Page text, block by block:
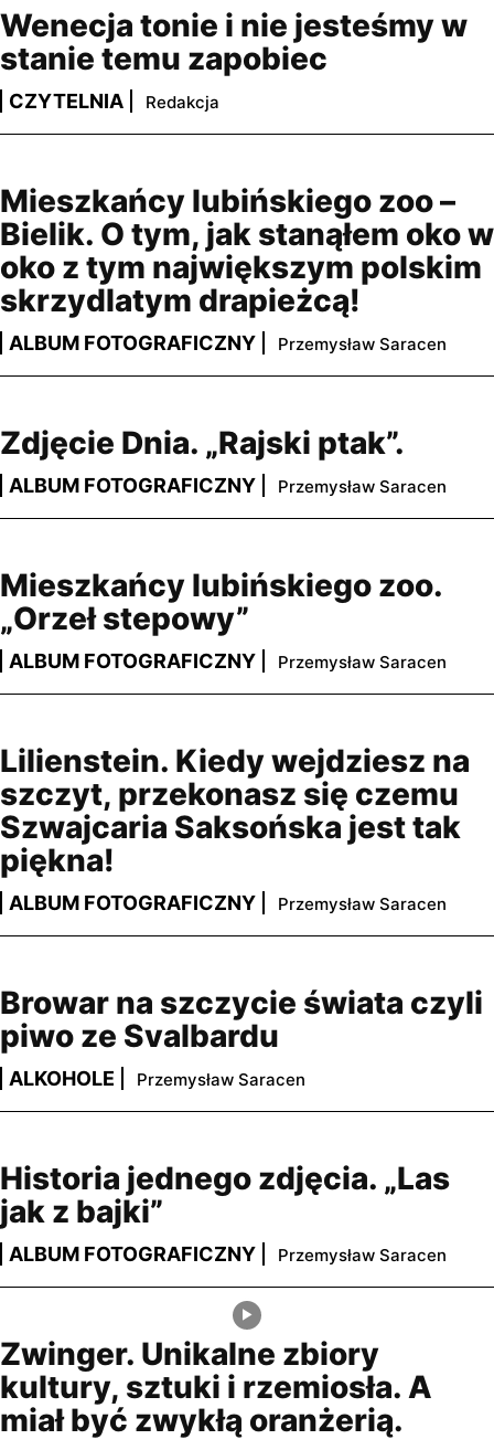
Wenecja tonie i nie jesteśmy w
stanie temu zapobiec
CZYTELNIA Redakcja
Mieszkańcy lubińskiego zoo –
Bielik. O tym, jak stanąłem oko w
oko z tym największym polskim
skrzydlatym drapieżcą!
ALBUM FOTOGRAFICZNY Przemysław Saracen
Zdjęcie Dnia. „Rajski ptak”.
ALBUM FOTOGRAFICZNY Przemysław Saracen
Mieszkańcy lubińskiego zoo.
„Orzeł stepowy”
ALBUM FOTOGRAFICZNY Przemysław Saracen
Lilienstein. Kiedy wejdziesz na
szczyt, przekonasz się czemu
Szwajcaria Saksońska jest tak
piękna!
ALBUM FOTOGRAFICZNY Przemysław Saracen
Browar na szczycie świata czyli
piwo ze Svalbardu
ALKOHOLE Przemysław Saracen
Historia jednego zdjęcia. „Las
jak z bajki”
ALBUM FOTOGRAFICZNY Przemysław Saracen
Zwinger. Unikalne zbiory
kultury, sztuki i rzemiosła. A
miał być zwykłą oranżerią.